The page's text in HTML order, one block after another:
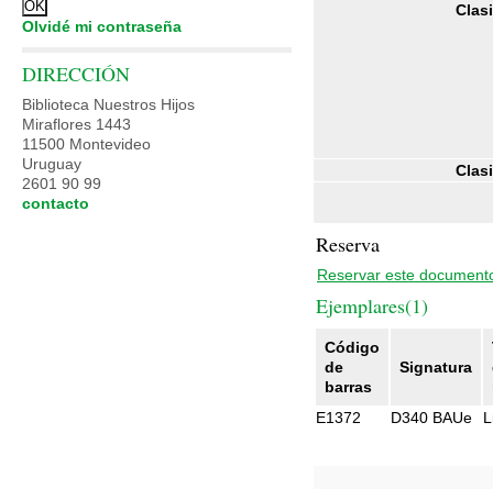
Reserva
Reservar este
Ejemplares(1)
Código
de
barras
Signatura
E1372
D340 BAUe
Olvidé mi contraseña
DIRECCIÓN
Biblioteca Nuestros Hijos
Miraflores 1443
11500 Montevideo
Uruguay
2601 90 99
contacto